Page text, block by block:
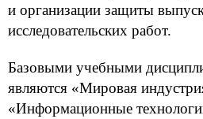
и организации защиты
исследовательских работ.
Базовыми учебными
являются «Мировая
«Информационные